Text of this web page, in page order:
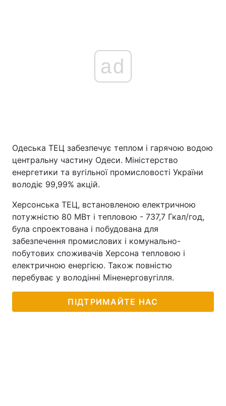
ad
Одеська ТЕЦ забезпечує теплом і гарячою водою
центральну частину Одеси. Міністерство
енергетики та вугільної промисловості України
володіє 99,99% акцій.
Херсонська ТЕЦ, встановленою електричною
потужністю 80 МВт і тепловою - 737,7 Гкал/год,
була спроектована і побудована для
забезпечення промислових і комунально-
побутових споживачів Херсона тепловою і
електричною енергією. Також повністю
перебуває у володінні Міненерговугілля.
ПІДТРИМАЙТЕ НАС